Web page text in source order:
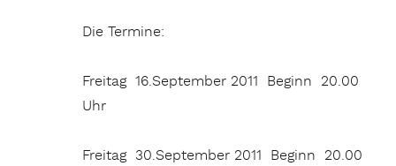
Die Termine:
Freitag 16.September 2011 Beginn 20.00
Uhr
Freitag 30.September 2011 Beginn 20.00